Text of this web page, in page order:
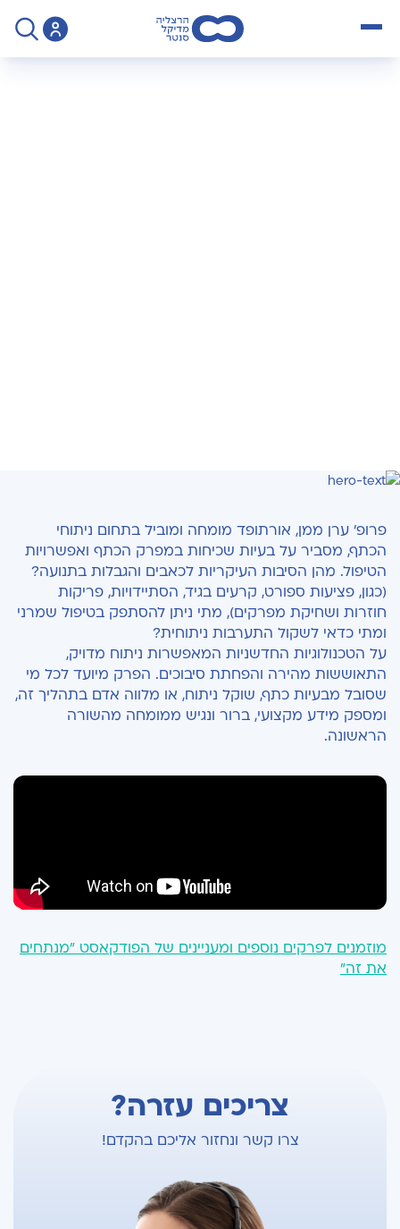
פרופ’ ערן ממן, אורתופד מומחה ומוביל בתחום ניתוחי
הכתף, מסביר על בעיות שכיחות במפרק הכתף ואפשרויות
הטיפול. מהן הסיבות העיקריות לכאבים והגבלות בתנועה?
(כגון, פציעות ספורט, קרעים בגיד, הסתיידויות, פריקות
חוזרות ושחיקת מפרקים), מתי ניתן להסתפק בטיפול שמרני
ומתי כדאי לשקול התערבות ניתוחית?
על הטכנולוגיות החדשניות המאפשרות ניתוח מדויק,
התאוששות מהירה והפחתת סיבוכים. הפרק מיועד לכל מי
שסובל מבעיות כתף, שוקל ניתוח, או מלווה אדם בתהליך זה,
ומספק מידע מקצועי, ברור ונגיש ממומחה מהשורה
הראשונה.
מוזמנים לפרקים נוספים ומעניינים של הפודקאסט "מנתחים
את זה"
צריכים עזרה?
צרו קשר ונחזור אליכם בהקדם!